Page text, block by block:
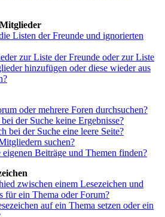
Listen der Freunde und ignorierten
zur Liste der Freunde oder zur Liste
hinzufügen oder diese wieder aus
oder mehrere Foren durchsuchen?
der Suche keine Ergebnisse?
bei der Suche eine leere Seite?
suchen?
Beiträge und Themen finden?
zwischen einem Lesezeichen und
für ein Thema oder Forum?
auf ein Thema setzen oder ein